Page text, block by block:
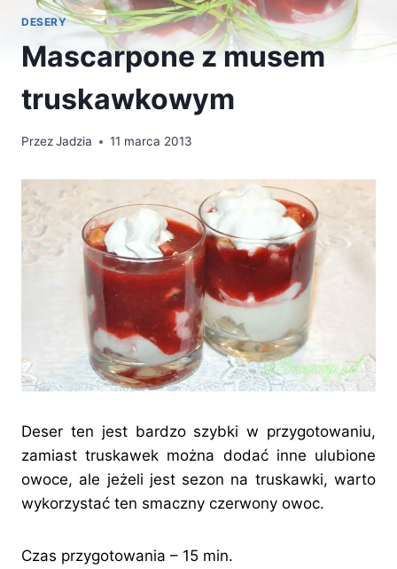
DESERY
Mascarpone z musem
truskawkowym
PrzezJadzia 11 marca 2013
Deser ten jest bardzo szybki w przygotowaniu,
zamiast truskawek można dodać inne ulubione
owoce, ale jeżeli jest sezon na truskawki, warto
wykorzystać ten smaczny czerwony owoc.
Czas przygotowania – 15 min.